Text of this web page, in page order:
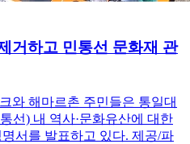
거하고 민통선 문화재 관
와 해마르촌 주민들은 통일대
선) 내 역사·문화유산에 대한
서를 발표하고 있다. 제공/파